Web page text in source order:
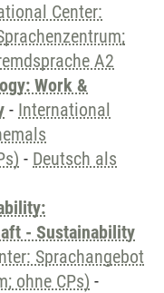
Center:
A2
Work &
- International
- Deutsch als
- Sustainability
Sprachangebot
ohne CPs) -